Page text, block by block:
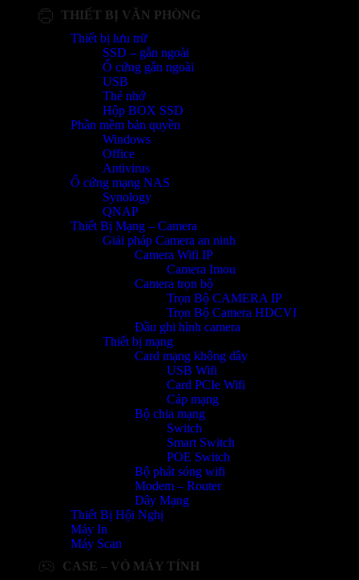
THIẾT BỊ VĂN PHÒNG
Thiết bị lưu trữ
SSD – gắn ngoài
Ổ cứng gắn ngoài
USB
Thẻ nhớ
Hộp BOX SSD
Phần mềm bản quyền
Windows
Office
Antivirus
Ổ cứng mạng NAS
Synology
QNAP
Thiết Bị Mạng – Camera
Giải pháp Camera an ninh
Camera Wifi IP
Camera Imou
Camera trọn bộ
Trọn Bộ CAMERA IP
Trọn Bộ Camera HDCVI
Đầu ghi hình camera
Thiết bị mạng
Card mạng không dây
USB Wifi
Card PCIe Wifi
Cáp mạng
Bộ chia mạng
Switch
Smart Switch
POE Switch
Bộ phát sóng wifi
Modem – Router
Dây Mạng
Thiết Bị Hội Nghị
Máy In
Máy Scan
CASE – VỎ MÁY TÍNH